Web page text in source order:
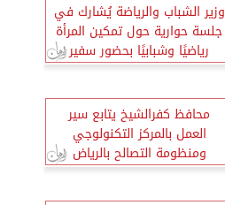
وزير الشباب والرياضة يُشارك في
جلسة حوارية حول تمكين المرأة
رياضيًا وشبابيًا بحضور سفير
اليونسكو
محافظ كفرالشيخ يتابع سير
العمل بالمركز التكنولوجي
ومنظومة التصالح بالرياض